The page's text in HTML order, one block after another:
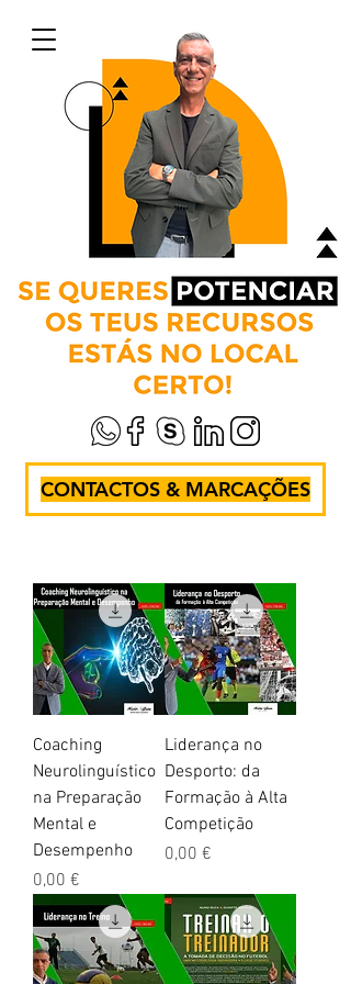
CONTACTOS & MARCAÇÕES
Coaching
Neurolinguístico
na Preparação
Mental e
Desempenho
Preço
0,00 €
Liderança no
Desporto: da
Formação à Alta
Competição
Preço
0,00 €